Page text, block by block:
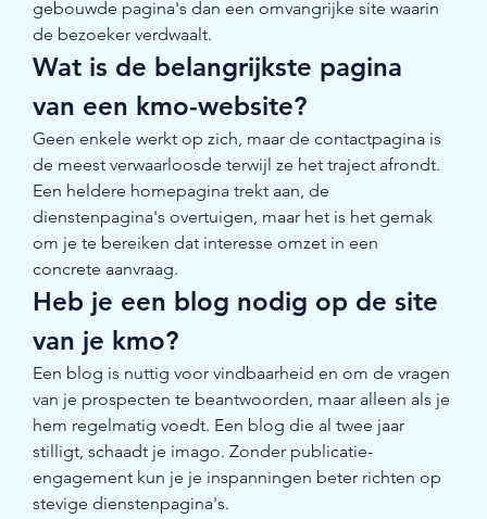
gebouwde pagina's dan een omvangrijke site waarin
de bezoeker verdwaalt.
Wat is de belangrijkste pagina
van een kmo-website?
Geen enkele werkt op zich, maar de contactpagina is
de meest verwaarloosde terwijl ze het traject afrondt.
Een heldere homepagina trekt aan, de
dienstenpagina's overtuigen, maar het is het gemak
om je te bereiken dat interesse omzet in een
concrete aanvraag.
Heb je een blog nodig op de site
van je kmo?
Een blog is nuttig voor vindbaarheid en om de vragen
van je prospecten te beantwoorden, maar alleen als je
hem regelmatig voedt. Een blog die al twee jaar
stilligt, schaadt je imago. Zonder publicatie-
engagement kun je je inspanningen beter richten op
stevige dienstenpagina's.